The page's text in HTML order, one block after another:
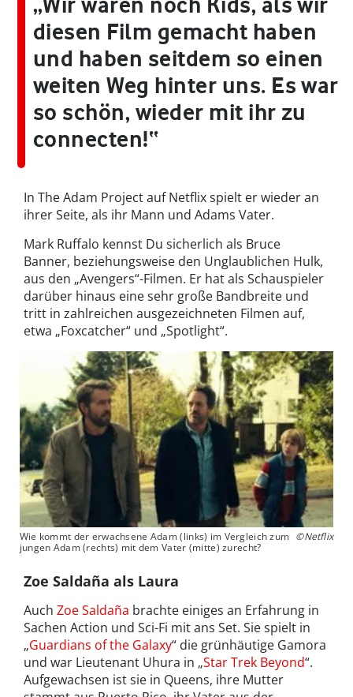
diesen Film gemacht haben
und haben seitdem so einen
weiten Weg hinter uns. Es war
so schön, wieder mit ihr zu
connecten!“
In The Adam Project auf Netflix spielt er wieder an
ihrer Seite, als ihr Mann und Adams Vater.
Mark Ruffalo kennst Du sicherlich als Bruce
Banner, beziehungsweise den Unglaublichen Hulk,
aus den „Avengers“-Filmen. Er hat als Schauspieler
darüber hinaus eine sehr große Bandbreite und
tritt in zahlreichen ausgezeichneten Filmen auf,
etwa „Foxcatcher“ und „Spotlight“.
Wie kommt der erwachsene Adam (links) im Vergleich zum
jungen Adam (rechts) mit dem Vater (mitte) zurecht?
©Netflix
Zoe Saldaña als Laura
Auch Zoe Saldaña brachte einiges an Erfahrung in
Sachen Action und Sci-Fi mit ans Set. Sie spielt in
„Guardians of the Galaxy“ die grünhäutige Gamora
und war Lieutenant Uhura in „Star Trek Beyond“.
Aufgewachsen ist sie in Queens, ihre Mutter